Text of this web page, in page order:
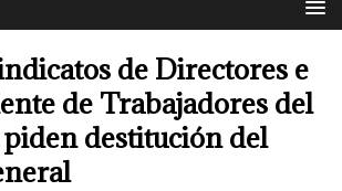
de Directores e
de Trabajadores del
destitución del